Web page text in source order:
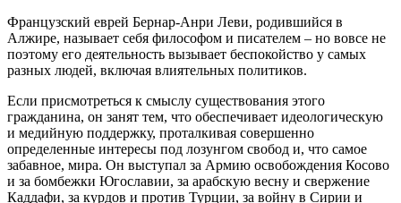
Французский еврей Бернар-Анри Леви, родившийся в
Алжире, называет себя философом и писателем – но вовсе не
поэтому его деятельность вызывает беспокойство у самых
разных людей, включая влиятельных политиков.
Если присмотреться к смыслу существования этого
гражданина, он занят тем, что обеспечивает идеологическую
и медийную поддержку, проталкивая совершенно
определенные интересы под лозунгом свобод и, что самое
забавное, мира. Он выступал за Армию освобождения Косово
и за бомбежки Югославии, за арабскую весну и свержение
Каддафи, за курдов и против Турции, за войну в Сирии и